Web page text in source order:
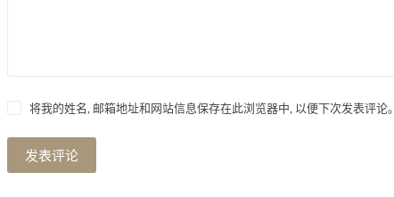
将我的姓名, 邮箱地址和网站信息保存在此浏览器中, 以便下次发表评论。
发表评论